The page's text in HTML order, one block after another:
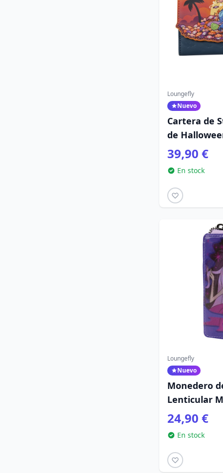
Loungefly
Nuevo
Cartera de
de
Loungefly
39,90 €
En stock
Loungefly
Nuevo
Monedero
Lenticular
Disney
Encantador
24,90 €
En stock